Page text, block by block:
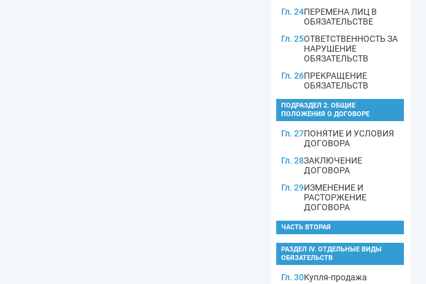
Гл. 24ПЕРЕМЕНА ЛИЦ В
ОБЯЗАТЕЛЬСТВЕ
Гл. 25ОТВЕТСТВЕННОСТЬ ЗА
НАРУШЕНИЕ
ОБЯЗАТЕЛЬСТВ
Гл. 26ПРЕКРАЩЕНИЕ
ОБЯЗАТЕЛЬСТВ
ПОДРАЗДЕЛ 2. ОБЩИЕ
ПОЛОЖЕНИЯ О ДОГОВОРЕ
Гл. 27ПОНЯТИЕ И УСЛОВИЯ
ДОГОВОРА
Гл. 28ЗАКЛЮЧЕНИЕ
ДОГОВОРА
Гл. 29ИЗМЕНЕНИЕ И
РАСТОРЖЕНИЕ
ДОГОВОРА
ЧАСТЬ ВТОРАЯ
РАЗДЕЛ IV. ОТДЕЛЬНЫЕ ВИДЫ
ОБЯЗАТЕЛЬСТВ
Гл. 30Купля-продажа